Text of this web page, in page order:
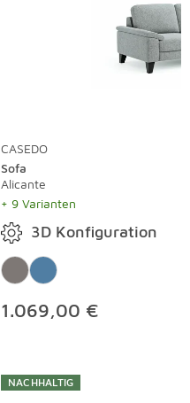
CASEDO
Sofa
Alicante
+ 9 Varianten
3D Konfiguration
1.069,00 €
NACHHALTIG